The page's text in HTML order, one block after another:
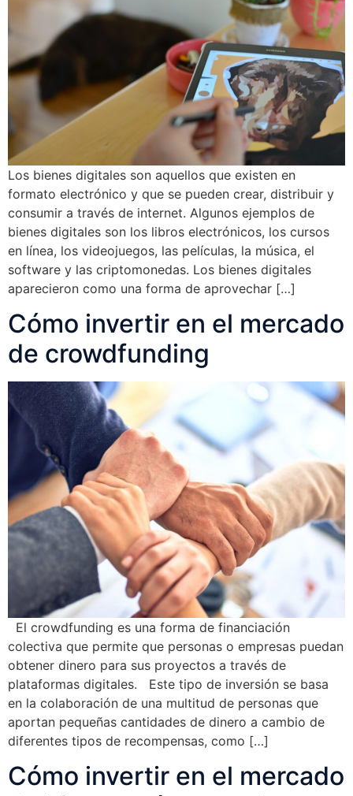
Los bienes digitales son aquellos que existen en
formato electrónico y que se pueden crear, distribuir y
consumir a través de internet. Algunos ejemplos de
bienes digitales son los libros electrónicos, los cursos
en línea, los videojuegos, las películas, la música, el
software y las criptomonedas. Los bienes digitales
aparecieron como una forma de aprovechar […]
Cómo invertir en el mercado
de crowdfunding
El crowdfunding es una forma de financiación
colectiva que permite que personas o empresas puedan
obtener dinero para sus proyectos a través de
plataformas digitales. Este tipo de inversión se basa
en la colaboración de una multitud de personas que
aportan pequeñas cantidades de dinero a cambio de
diferentes tipos de recompensas, como […]
Cómo invertir en el mercado